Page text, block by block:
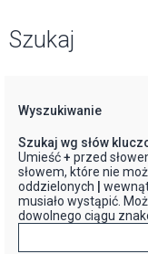
Szukaj
Wyszukiwanie
Szukaj wg słów
Umieść+ przed
słowem, które nie
oddzielonych
musiało wystąpić.
dowolnego ciągu